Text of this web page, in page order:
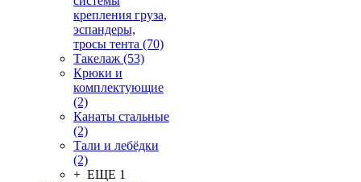
крепления груза,
эспандеры,
тросы тента (70)
Такелаж (53)
Крюки и
комплектующие
(2)
Канаты стальные
(2)
Тали и лебёдки
(2)
+ ЕЩЕ 1